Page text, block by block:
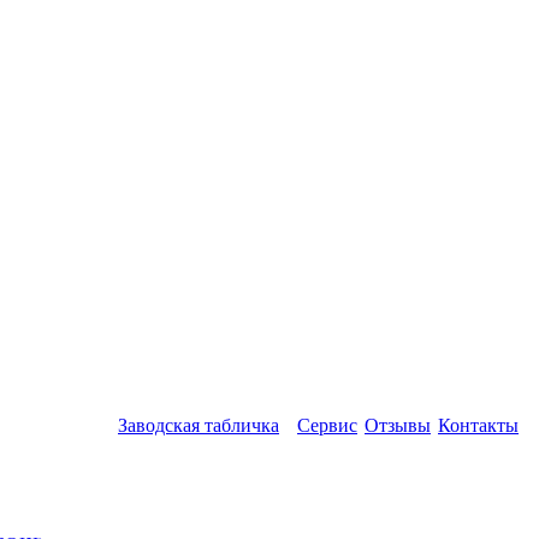
Заводская табличка Сервис Отзывы Контакты